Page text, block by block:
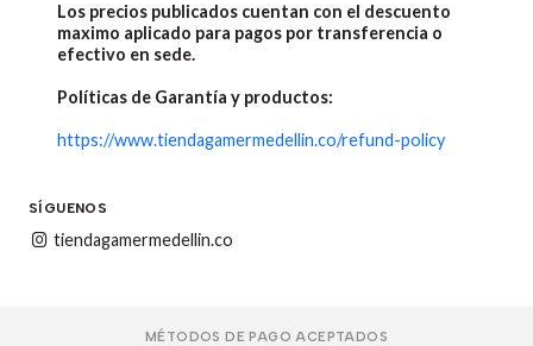
Los precios publicados cuentan con el descuento
maximo aplicado para pagos por transferencia o
efectivo en sede.
Políticas de Garantía y productos:
https://www.tiendagamermedellin.co/refund-policy
SÍGUENOS
tiendagamermedellin.co
MÉTODOS DE PAGO ACEPTADOS